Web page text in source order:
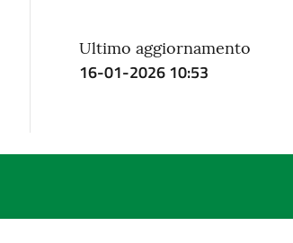
Ultimo aggiornamento
16-01-2026 10:53